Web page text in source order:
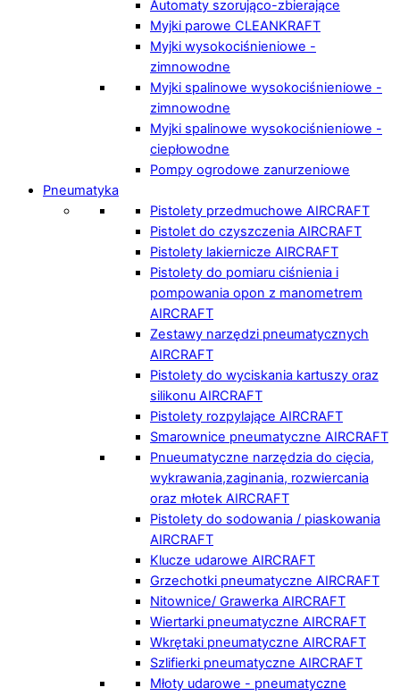
Automaty szorująco-zbierające
Myjki parowe CLEANKRAFT
Myjki wysokociśnieniowe -
zimnowodne
Myjki spalinowe wysokociśnieniowe -
zimnowodne
Myjki spalinowe wysokociśnieniowe -
ciepłowodne
Pompy ogrodowe zanurzeniowe
Pneumatyka
Pistolety przedmuchowe AIRCRAFT
Pistolet do czyszczenia AIRCRAFT
Pistolety lakiernicze AIRCRAFT
Pistolety do pomiaru ciśnienia i
pompowania opon z manometrem
AIRCRAFT
Zestawy narzędzi pneumatycznych
AIRCRAFT
Pistolety do wyciskania kartuszy oraz
silikonu AIRCRAFT
Pistolety rozpylające AIRCRAFT
Smarownice pneumatyczne AIRCRAFT
Pnueumatyczne narzędzia do cięcia,
wykrawania,zaginania, rozwiercania
oraz młotek AIRCRAFT
Pistolety do sodowania / piaskowania
AIRCRAFT
Klucze udarowe AIRCRAFT
Grzechotki pneumatyczne AIRCRAFT
Nitownice/ Grawerka AIRCRAFT
Wiertarki pneumatyczne AIRCRAFT
Wkrętaki pneumatyczne AIRCRAFT
Szlifierki pneumatyczne AIRCRAFT
Młoty udarowe - pneumatyczne